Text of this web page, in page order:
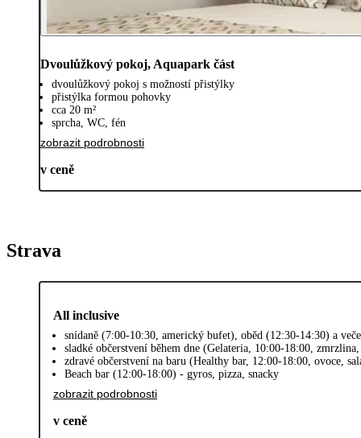
Dvoulůžkový pokoj, Aquapark část
dvoulůžkový pokoj s možností přistýlky
přistýlka formou pohovky
cca 20 m²
sprcha, WC, fén
zobrazit podrobnosti
v ceně
Strava
All inclusive
snídaně (7:00-10:30, americký bufet), oběd (12:30-14:30) a
sladké občerstvení během dne (Gelateria, 10:00-18:00,
zdravé občerstvení na baru (Healthy bar, 12:00-18:00, ovoce,
Beach bar (12:00-18:00) - gyros, pizza, snacky
zobrazit podrobnosti
v ceně